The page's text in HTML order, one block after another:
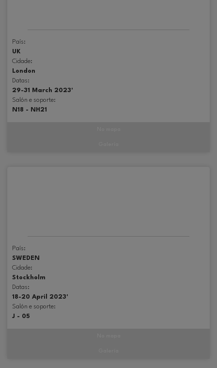
País:
UK
Cidade:
London
Datas:
29-31 March 2023'
Salón e soporte:
N18 - NH21
País:
SWEDEN
Cidade:
Stockholm
Datas:
18-20 April 2023'
Salón e soporte:
J - 05